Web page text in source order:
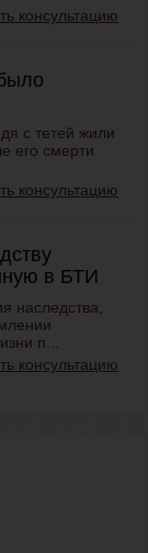
консультацию
с тетей жили
его смерти
консультацию
в БТИ
наследства,
п...
консультацию